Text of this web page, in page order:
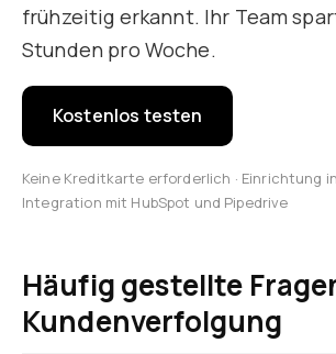
frühzeitig erkannt. Ihr Team
Stunden pro Woche.
Kostenlos testen
Keine Kreditkarte erforderlich · Einrichtung
Integration mit HubSpot und Pipedrive
Häufig gestellte
Kundenverfolgung